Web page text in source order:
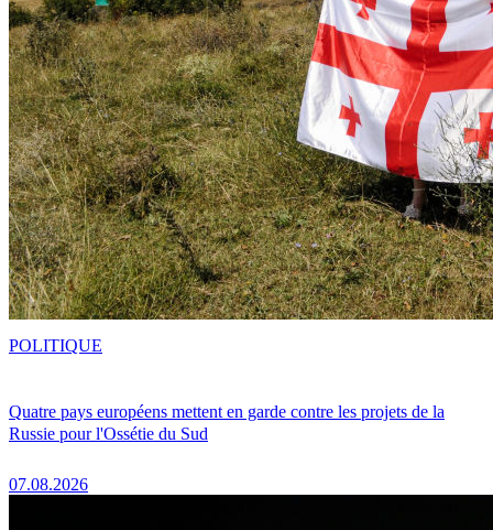
Quatre pays européens mettent en garde contre les projets de la
Russie pour l'Ossétie du Sud
07.08.2026
POLITIQUE